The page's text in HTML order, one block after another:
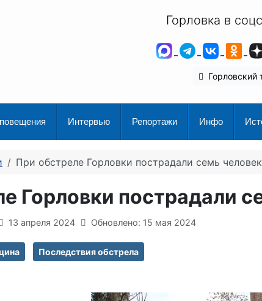
Горловка в
MAXTelegram
Горловский
Интервью Репортажи Инфо
При обстреле Горловки пострадали семь
Горловки пострадали
13 апреля 2024 Обновлено: 15 мая 2024
Последствия обстрела